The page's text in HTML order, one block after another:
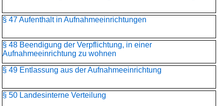
§ 47 Aufenthalt in Aufnahmeeinrichtungen
§ 48 Beendigung der Verpflichtung, in einer
Aufnahmeeinrichtung zu wohnen
§ 49 Entlassung aus der Aufnahmeeinrichtung
§ 50 Landesinterne Verteilung